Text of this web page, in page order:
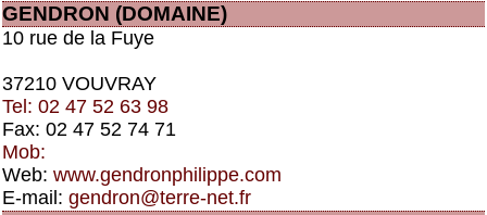
GENDRON (DOMAINE)
10 rue de la Fuye
37210 VOUVRAY
Tel: 02 47 52 63 98
Fax: 02 47 52 74 71
Mob:
Web: www.gendronphilippe.com
E-mail: gendron@terre-net.fr